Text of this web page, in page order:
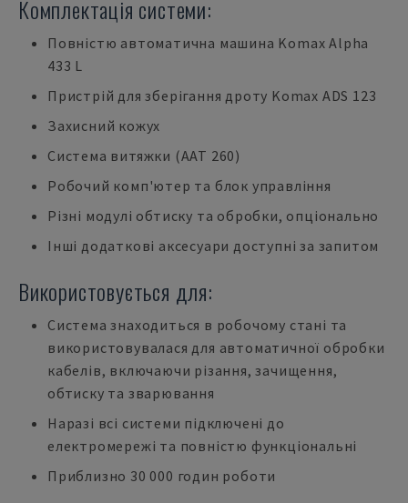
Комплектація системи:
Повністю автоматична машина Komax Alpha
433 L
Пристрій для зберігання дроту Komax ADS 123
Захисний кожух
Система витяжки (AAT 260)
Робочий комп'ютер та блок управління
Різні модулі обтиску та обробки, опціонально
Інші додаткові аксесуари доступні за запитом
Використовується для:
Система знаходиться в робочому стані та
використовувалася для автоматичної обробки
кабелів, включаючи різання, зачищення,
обтиску та зварювання
Наразі всі системи підключені до
електромережі та повністю функціональні
Приблизно 30 000 годин роботи